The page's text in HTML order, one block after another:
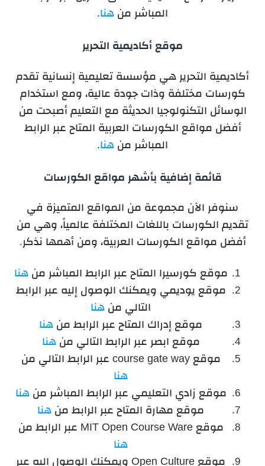
المباشر من هنا.
موقع أكاديمية التحرير
أكاديمية التحرير هي مؤسسة تعليمية إنسانية تقدم
كورسات مختلفة وذات جودة عالية، ومع استخدام
الوسائل التكنولوجيا الحديثة مع التعليم أصبحت من
أفضل مواقع الكورسات العربية المتاح عبر الرابط
المباشر من هنا.
قائمة إضافية بأشهر مواقع الكورسات
سنوفر الآن مجموعة من المواقع المتميزة في
تقديم الكورسات باللغات المختلفة عالمياً، وهي من
أفضل مواقع الكورسات العربية، ومن أهمها نذكر.
موقع كورسيرا المتاح عبر الرابط المباشر منهنا
موقع يوديمي ويمكنك الوصول إليه عبر الرابط
التالي من هنا
موقع إدراك المتاح عبر الرابط من هنا
موقع ابصر عبر الرابط التالي منهنا
موقع course gate way عبر الرابط التالي من
هنا
موقع زادي التعليمي عبر الرابط المباشر منهنا
موقع مهارة المتاح عبر الرابط من هنا
موقع MIT Open Course Ware عبر الرابط من
هنا
موقع Open Culture ويمكنك الوصول إليه عبر